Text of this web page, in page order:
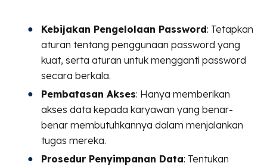
Kebijakan Pengelolaan Password: Tetapkan
aturan tentang penggunaan password yang
kuat, serta aturan untuk mengganti password
secara berkala.
Pembatasan Akses: Hanya memberikan
akses data kepada karyawan yang benar-
benar membutuhkannya dalam menjalankan
tugas mereka.
Prosedur Penyimpanan Data: Tentukan